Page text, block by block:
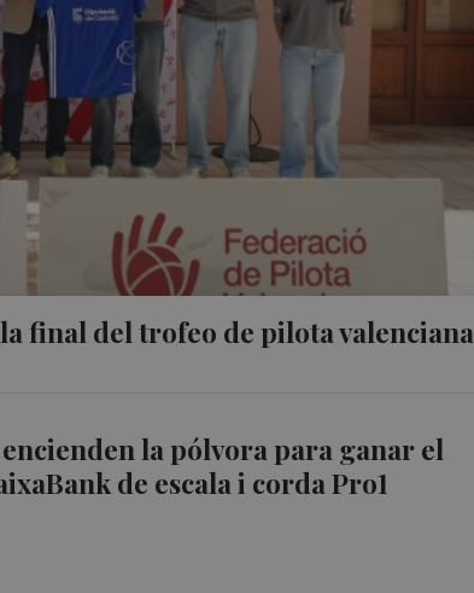
final del trofeo de pilota valenciana
encienden la pólvora para ganar el
de escala i corda Pro1